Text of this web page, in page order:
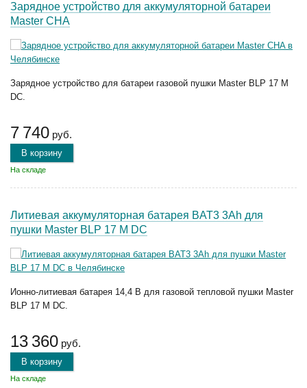
Зарядное устройство для аккумуляторной батареи
Master CHA
Зарядное устройство для батареи газовой пушки Master BLP 17 M
DC.
7 740 руб.
В корзину
На складе
Литиевая аккумуляторная батарея BAT3 3Ah для
пушки Master BLP 17 M DC
Ионно-литиевая батарея 14,4 В для газовой тепловой пушки Master
BLP 17 M DC.
13 360 руб.
В корзину
На складе